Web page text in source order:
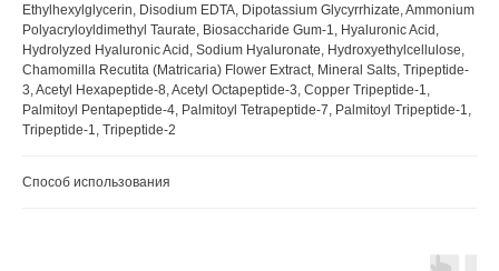
Ethylhexylglycerin, Disodium EDTA, Dipotassium Glycyrrhizate, Ammonium
Polyacryloyldimethyl Taurate, Biosaccharide Gum-1, Hyaluronic Acid,
Hydrolyzed Hyaluronic Acid, Sodium Hyaluronate, Hydroxyethylcellulose,
Chamomilla Recutita (Matricaria) Flower Extract, Mineral Salts, Tripeptide-
3, Acetyl Hexapeptide-8, Acetyl Octapeptide-3, Copper Tripeptide-1,
Palmitoyl Pentapeptide-4, Palmitoyl Tetrapeptide-7, Palmitoyl Tripeptide-1,
Tripeptide-1, Tripeptide-2
Способ использования